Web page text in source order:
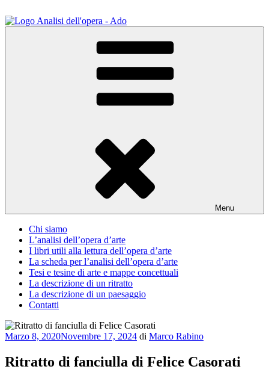
al
contenuto
Osservare le opere d'arte per capirle e imparare ad amarle
Menu
Chi siamo
L’analisi dell’opera d’arte
I libri utili alla lettura dell’opera d’arte
La scheda per l’analisi dell’opera d’arte
Tesi e tesine di arte e mappe concettuali
La descrizione di un ritratto
La descrizione di un paesaggio
Contatti
Pubblicato
Marzo 8, 2020Novembre 17, 2024 di Marco Rabino
Ritratto di fanciulla di Felice Casorati